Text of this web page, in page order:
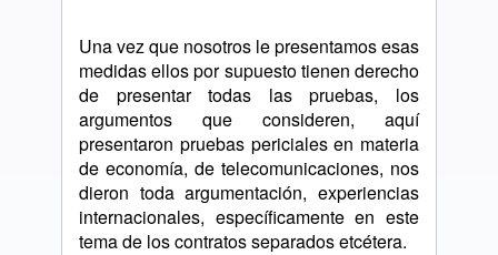
Una vez que nosotros le presentamos esas
medidas ellos por supuesto tienen derecho
de presentar todas las pruebas, los
argumentos que consideren, aquí
presentaron pruebas periciales en materia
de economía, de telecomunicaciones, nos
dieron toda argumentación, experiencias
internacionales, específicamente en este
tema de los contratos separados etcétera.